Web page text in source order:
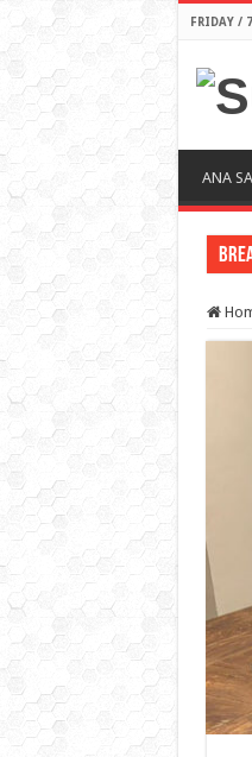
FRIDAY /
ANA